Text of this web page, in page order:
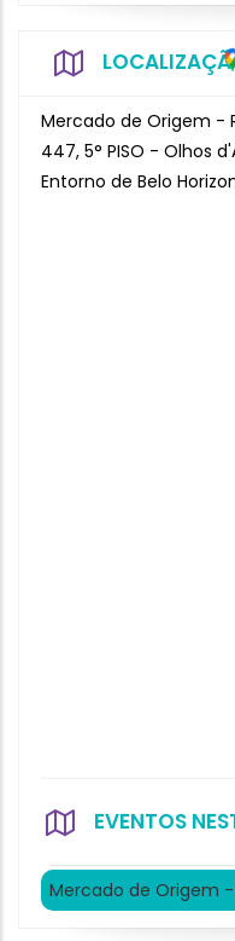
Mercado de Origem -
447, 5° PISO - Olhos
Entorno de Belo
EVENTOS
Mercado de Origem -